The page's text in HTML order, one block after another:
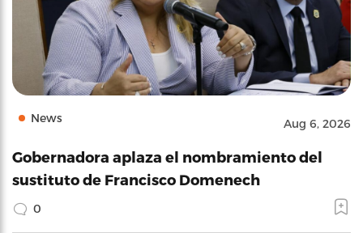
News Aug 6, 2026
Gobernadora aplaza el nombramiento del
sustituto de Francisco Domenech
0